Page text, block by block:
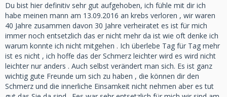
Du bist hier definitiv sehr gut aufgehoben, ich fühle mit dir ich
habe meinen mann am 13.09.2016 an krebs verloren , wir waren
40 Jahre zusammen davon 30 Jahre verheiratet es ist für mich
immer noch entsetzlich das er nicht mehr da ist wie oft denke ich
warum konnte ich nicht mitgehen . Ich überlebe Tag für Tag mehr
ist es nicht , ich hoffe das der Schmerz leichter wird es wird nicht
leichter nur anders . Auch selbst verändert man sich. Es ist ganz
wichtig gute Freunde um sich zu haben , die können dir den
Schmerz und die innerliche Einsamkeit nicht nehmen aber es tut